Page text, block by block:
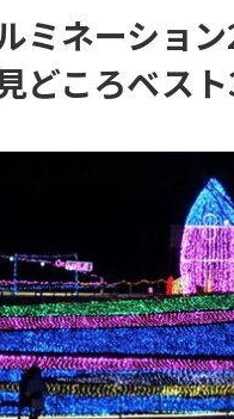
ミネーショ
どころベスト